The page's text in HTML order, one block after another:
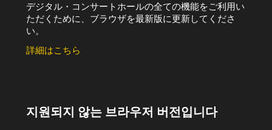
デジタル・コンサートホールの全ての機能をご利用い
ただくために、ブラウザを最新版に更新してくださ
い。
詳細はこちら
지원되지 않는 브라우저 버전입니다